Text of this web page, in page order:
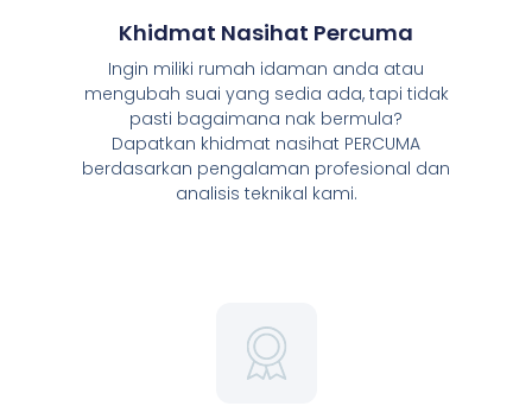
Khidmat Nasihat Percuma
Ingin miliki rumah idaman anda atau
mengubah suai yang sedia ada, tapi tidak
pasti bagaimana nak bermula?
Dapatkan khidmat nasihat PERCUMA
berdasarkan pengalaman profesional dan
analisis teknikal kami.